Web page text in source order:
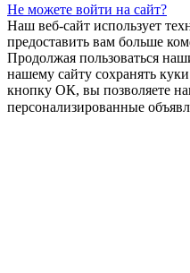
Не можете войти на сайт?
Наш веб-сайт использует
предоставить вам больше
Продолжая пользоваться
нашему сайту сохранять
кнопку ОК, вы позволяете
персонализированные